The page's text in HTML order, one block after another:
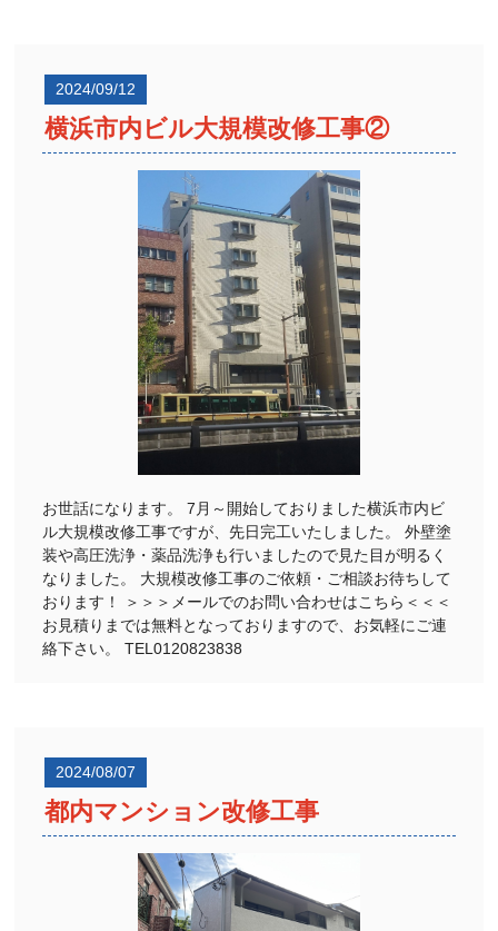
2024/09/12
横浜市内ビル大規模改修工事②
お世話になります。 7月～開始しておりました横浜市内ビ
ル大規模改修工事ですが、先日完工いたしました。 外壁塗
装や高圧洗浄・薬品洗浄も行いましたので見た目が明るく
なりました。 大規模改修工事のご依頼・ご相談お待ちして
おります！ ＞＞＞メールでのお問い合わせはこちら＜＜＜
お見積りまでは無料となっておりますので、お気軽にご連
絡下さい。 TEL0120823838
2024/08/07
都内マンション改修工事